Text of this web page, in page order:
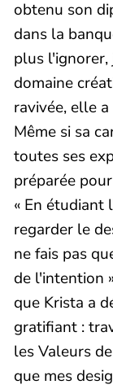
obtenu son
dans la
plus l'ignorer,
domaine
ravivée, elle
Même si sa
toutes ses
préparée
« En étudiant
regarder le
ne fais pas
de l'intention
que Krista a
gratifiant :
les Valeurs
que mes